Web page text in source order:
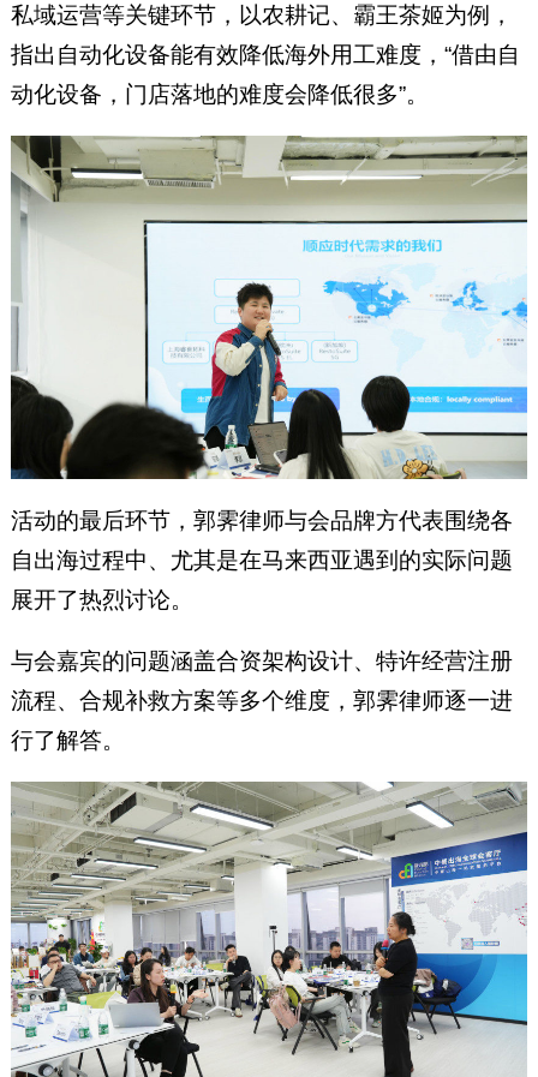
私域运营等关键环节，以农耕记、霸王茶姬为例，
指出自动化设备能有效降低海外用工难度，“借由自
动化设备，门店落地的难度会降低很多”。
活动的最后环节，郭霁律师与会品牌方代表围绕各
自出海过程中、尤其是在马来西亚遇到的实际问题
展开了热烈讨论。
与会嘉宾的问题涵盖合资架构设计、特许经营注册
流程、合规补救方案等多个维度，郭霁律师逐一进
行了解答。